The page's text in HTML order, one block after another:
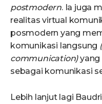
postmodern. Ia juga
realitas virtual
posmodern yang
komunikasi langsung
communication)yang
sebagai komunikasi
Lebih lanjut lagi